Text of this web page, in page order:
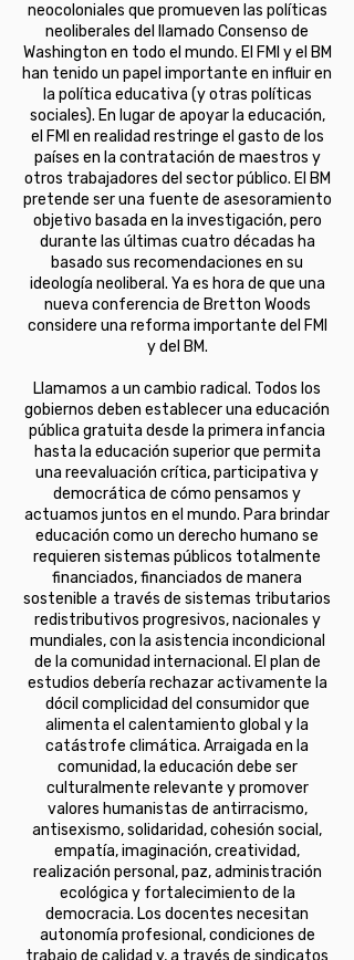
neocoloniales que promueven las políticas
neoliberales del llamado Consenso de
Washington en todo el mundo. El FMI y el BM
han tenido un papel importante en influir en
la política educativa (y otras políticas
sociales). En lugar de apoyar la educación,
el FMI en realidad restringe el gasto de los
países en la contratación de maestros y
otros trabajadores del sector público. El BM
pretende ser una fuente de asesoramiento
objetivo basada en la investigación, pero
durante las últimas cuatro décadas ha
basado sus recomendaciones en su
ideología neoliberal. Ya es hora de que una
nueva conferencia de Bretton Woods
considere una reforma importante del FMI
y del BM.
Llamamos a un cambio radical. Todos los
gobiernos deben establecer una educación
pública gratuita desde la primera infancia
hasta la educación superior que permita
una reevaluación crítica, participativa y
democrática de cómo pensamos y
actuamos juntos en el mundo. Para brindar
educación como un derecho humano se
requieren sistemas públicos totalmente
financiados, financiados de manera
sostenible a través de sistemas tributarios
redistributivos progresivos, nacionales y
mundiales, con la asistencia incondicional
de la comunidad internacional. El plan de
estudios debería rechazar activamente la
dócil complicidad del consumidor que
alimenta el calentamiento global y la
catástrofe climática. Arraigada en la
comunidad, la educación debe ser
culturalmente relevante y promover
valores humanistas de antirracismo,
antisexismo, solidaridad, cohesión social,
empatía, imaginación, creatividad,
realización personal, paz, administración
ecológica y fortalecimiento de la
democracia. Los docentes necesitan
autonomía profesional, condiciones de
trabajo de calidad y, a través de sindicatos